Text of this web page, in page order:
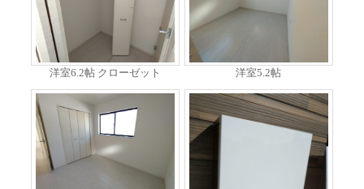
洋室6.2帖 クローゼット 洋室5.2帖